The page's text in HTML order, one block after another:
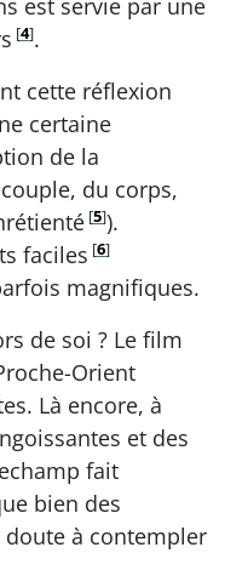
est servie par une
[4].
cette réflexion
certaine
de la
du corps,
[5]).
faciles [6]
magnifiques.
de soi ? Le film
Orient
Là encore, à
et des
fait
bien des
doute à contempler